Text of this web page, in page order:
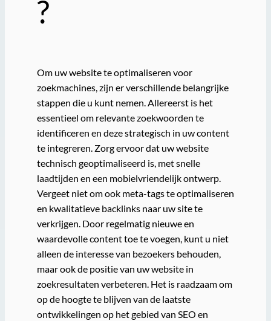
?
Om uw website te optimaliseren voor
zoekmachines, zijn er verschillende belangrijke
stappen die u kunt nemen. Allereerst is het
essentieel om relevante zoekwoorden te
identificeren en deze strategisch in uw content
te integreren. Zorg ervoor dat uw website
technisch geoptimaliseerd is, met snelle
laadtijden en een mobielvriendelijk ontwerp.
Vergeet niet om ook meta-tags te optimaliseren
en kwalitatieve backlinks naar uw site te
verkrijgen. Door regelmatig nieuwe en
waardevolle content toe te voegen, kunt u niet
alleen de interesse van bezoekers behouden,
maar ook de positie van uw website in
zoekresultaten verbeteren. Het is raadzaam om
op de hoogte te blijven van de laatste
ontwikkelingen op het gebied van SEO en